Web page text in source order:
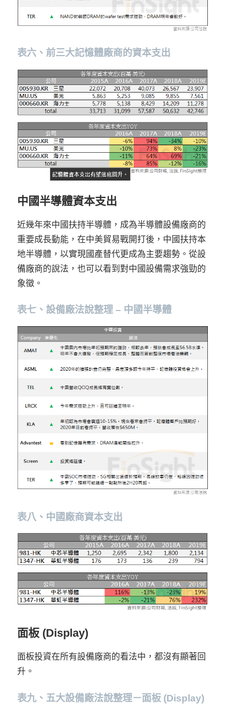
表六、前三大記憶體廠商的資本支出
中國半導體資本支出
近幾年來中國扶持半導體，成為半導體設備廠商的
重要成長動能，在中美貿易戰開打後，中國扶持本
地半導體，以實現國產替代更成為主要趨勢。從設
備廠商的說法，也可以看到對中國設備需求強勁的
象徵。
表七、設備廠法說整理 – 中國半導體
表八、中國廠商資本支出
面板 (Display)
面板投資在所有設備廠商的看法中，都沒有顯著回
升。
表九、五大設備廠法說整理－面板 (Display)